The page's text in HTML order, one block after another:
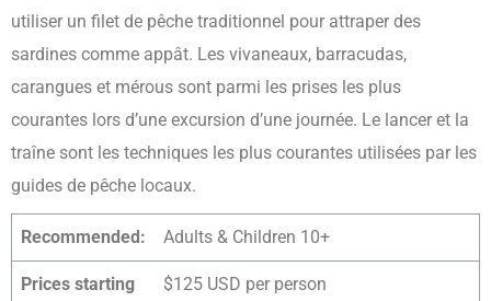
utiliser un filet de pêche traditionnel pour attraper des
sardines comme appât. Les vivaneaux, barracudas,
carangues et mérous sont parmi les prises les plus
courantes lors d’une excursion d’une journée. Le lancer et la
traîne sont les techniques les plus courantes utilisées par les
guides de pêche locaux.
Recommended: Adults & Children 10+
Prices starting
$125 USD per person